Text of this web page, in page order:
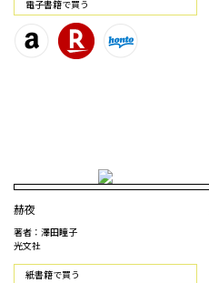
電⼦書籍で買う
赫夜
著者：澤田瞳子
光文社
紙書籍で買う